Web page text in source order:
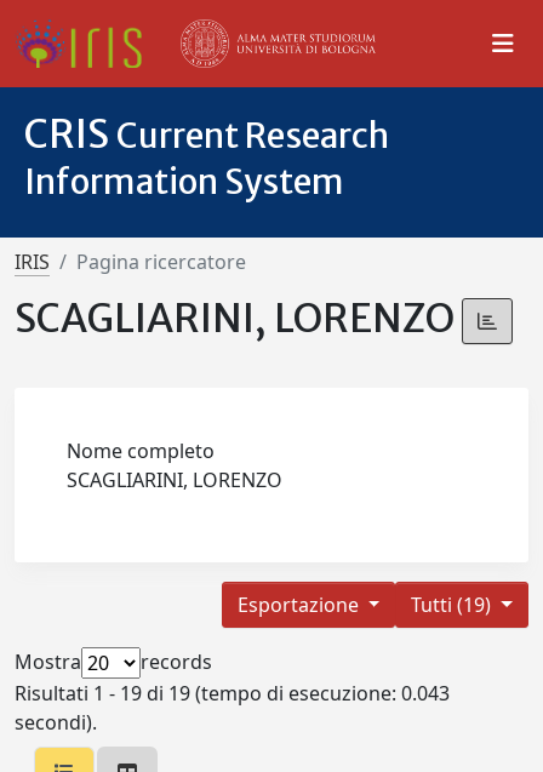
CRIS Current Research
Information System
IRIS Pagina ricercatore
SCAGLIARINI, LORENZO
Nome completo
SCAGLIARINI, LORENZO
Tutti (19)
Esportazione
Mostra
records
Risultati 1 - 19 di 19 (tempo di esecuzione: 0.043
secondi).